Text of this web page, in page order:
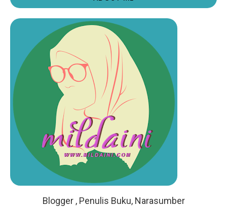
Blogger , Penulis Buku, Narasumber